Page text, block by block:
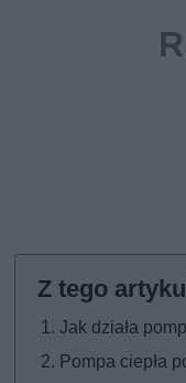
Jak działa
Pompa ciepła